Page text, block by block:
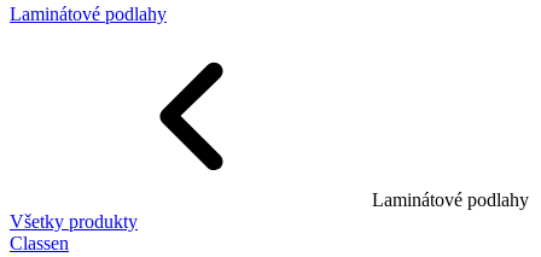
Laminátové podlahy
Laminátové podlahy
Všetky produkty
Classen